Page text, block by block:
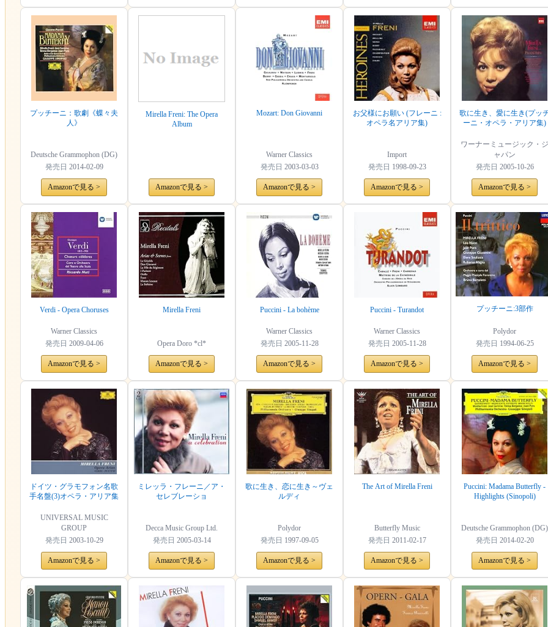
プッチーニ：歌劇《蝶々夫
人》
Deutsche Grammophon (DG)
発売日 2014-02-09
Amazonで見る >
Mirella Freni: The Opera
Album
Amazonで見る >
Mozart: Don Giovanni
Warner Classics
発売日 2003-03-03
Amazonで見る >
お父様にお願い (フレーニ :
オペラ名アリア集)
Import
発売日 1998-09-23
Amazonで見る >
歌に生き、愛に生き(プッ
ーニ・オペラ・アリア集)
ワーナーミュージック・ジ
ャパン
発売日 2005-10-26
Amazonで見る >
Verdi - Opera Choruses
Warner Classics
発売日 2009-04-06
Amazonで見る >
Mirella Freni
Opera Doro *cl*
Amazonで見る >
Puccini - La bohème
Warner Classics
発売日 2005-11-28
Amazonで見る >
Puccini - Turandot
Warner Classics
発売日 2005-11-28
Amazonで見る >
プッチーニ:3部作
Polydor
発売日 1994-06-25
Amazonで見る >
ドイツ・グラモフォン名歌
手名盤(3)オペラ・アリア集
UNIVERSAL MUSIC
GROUP
発売日 2003-10-29
Amazonで見る >
ミレッラ・フレーニ／ア・
セレブレーショ
Decca Music Group Ltd.
発売日 2005-03-14
Amazonで見る >
歌に生き、恋に生き～ヴェ
ルディ
Polydor
発売日 1997-09-05
Amazonで見る >
The Art of Mirella Freni
Butterfly Music
発売日 2011-02-17
Amazonで見る >
Puccini: Madama Butterfly -
Highlights (Sinopoli)
Deutsche Grammophon (DG)
発売日 2014-02-20
Amazonで見る >